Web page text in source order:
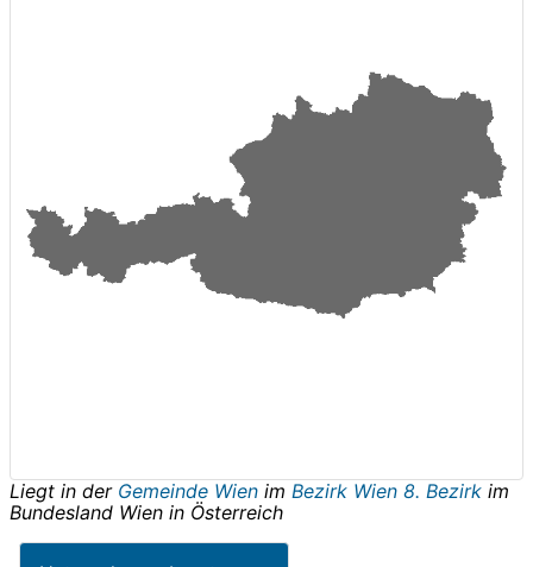
Liegt in der Gemeinde Wien im Bezirk Wien 8. Bezirk im
Bundesland Wien in Österreich